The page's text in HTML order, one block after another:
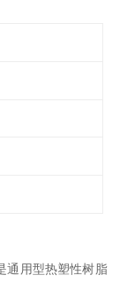
通用型热塑性树脂